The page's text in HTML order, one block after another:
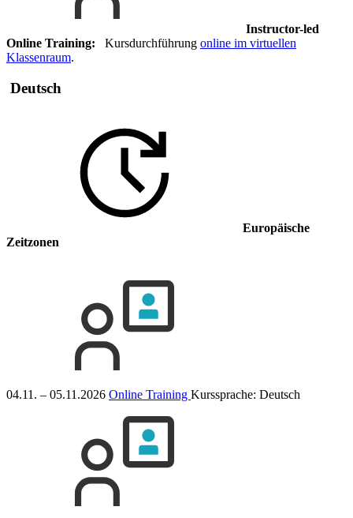
Instructor-led
Online Training: Kursdurchführung online im virtuellen
Klassenraum.
Deutsch
Europäische
Zeitzonen
04.11. – 05.11.2026 Online Training Kurssprache: Deutsch